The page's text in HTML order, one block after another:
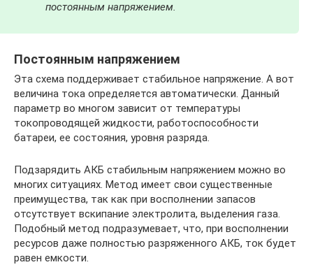
постоянным напряжением.
Постоянным напряжением
Эта схема поддерживает стабильное напряжение. А вот
величина тока определяется автоматически. Данный
параметр во многом зависит от температуры
токопроводящей жидкости, работоспособности
батареи, ее состояния, уровня разряда.
Подзарядить АКБ стабильным напряжением можно во
многих ситуациях. Метод имеет свои существенные
преимущества, так как при восполнении запасов
отсутствует вскипание электролита, выделения газа.
Подобный метод подразумевает, что, при восполнении
ресурсов даже полностью разряженного АКБ, ток будет
равен емкости.